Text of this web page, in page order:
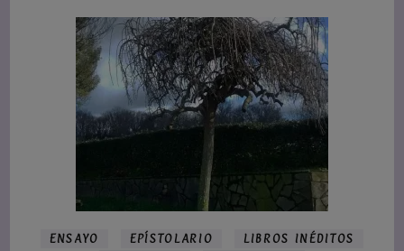
ENSAYO EPÍSTOLARIO
LIBROS INÉDITOS